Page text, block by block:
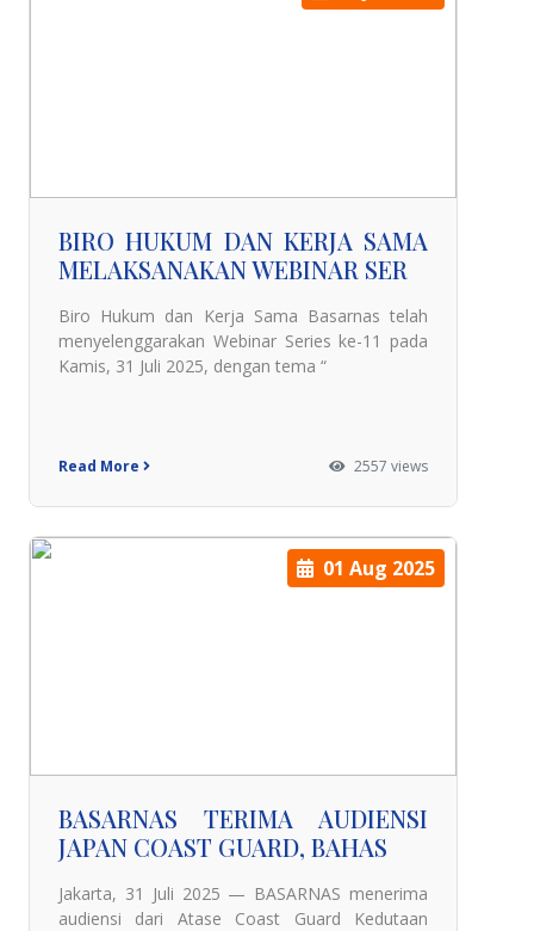
BIRO HUKUM DAN KERJA SAMA
MELAKSANAKAN WEBINAR SER
Biro Hukum dan Kerja Sama Basarnas telah
menyelenggarakan Webinar Series ke-11 pada
Kamis, 31 Juli 2025, dengan tema “
Read More 2557 views
01 Aug 2025
BASARNAS TERIMA AUDIENSI
JAPAN COAST GUARD, BAHAS
Jakarta, 31 Juli 2025 — BASARNAS menerima
audiensi dari Atase Coast Guard Kedutaan